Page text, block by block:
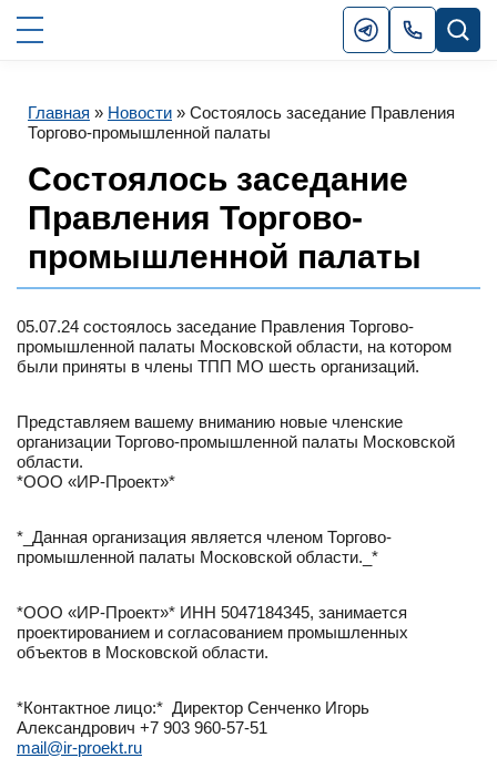
Главная » Новости » Cостоялось заседание Правления
Торгово-промышленной палаты
Cостоялось заседание
Правления Торгово-
промышленной палаты
05.07.24 состоялось заседание Правления Торгово-
промышленной палаты Московской области, на котором
были приняты в члены ТПП МО шесть организаций.
Представляем вашему вниманию новые членские
организации Торгово-промышленной палаты Московской
области.
*ООО «ИР-Проект»*
*_Данная организация является членом Торгово-
промышленной палаты Московской области._*
*ООО «ИР-Проект»* ИНН 5047184345, занимается
проектированием и согласованием промышленных
объектов в Московской области.
*Контактное лицо:* Директор Сенченко Игорь
Александрович +7 903 960-57-51
mail@ir-proekt.ru